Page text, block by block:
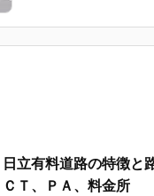
日立有料道路の特徴と
ＣＴ、ＰＡ、料金所